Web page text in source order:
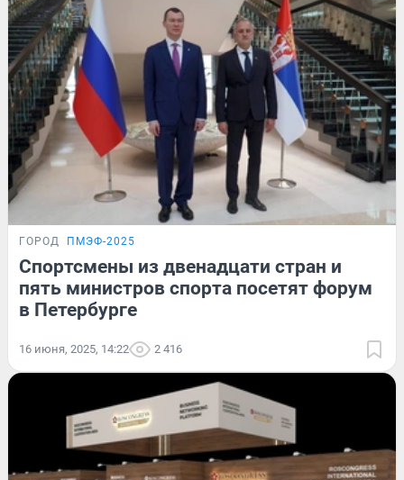
ГОРОД ПМЭФ-2025
Спортсмены из двенадцати стран и
пять министров спорта посетят форум
в Петербурге
16 июня, 2025, 14:22 2 416